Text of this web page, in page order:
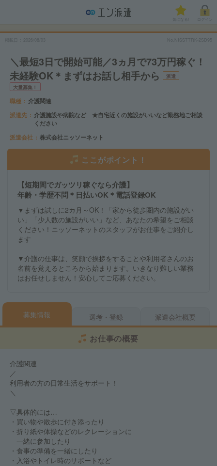
気になる!
No.NISSTTRK-2SD95
＼最短3日で開始可能／3ヵ月で73万円稼ぐ！
未経験OK＊まずはお話し相手から
派遣
大量募集！
職種
介護関連
派遣先
介護施設や病院など ★自宅近くの施設がいいなど勤務地ご相談
ください
派遣会社
株式会社ニッソーネット
ここがポイント！
【短期間でガッツリ稼ぐなら介護】
年齢・学歴不問＊日払いOK＊電話登録OK
▼まずは試しに2カ月～OK！「家から徒歩圏内の施設がい
い」「少人数の施設がいい」など、あなたの希望をご相談
ください！ニッソーネットのスタッフがお仕事をご紹介し
ます
▼介護の仕事は、笑顔で挨拶をすることや利用者さんのお
名前を覚えるところから始まります。いきなり難しい業務
はお任せしません！安心してご応募ください。
募集情報 選考・登録 派遣会社概要
お仕事の概要
介護関連
／
利用者の方の日常生活をサポート！
＼
▽具体的には…
・買い物や散歩に付き添ったり
・折り紙や体操などのレクレーションに
一緒に参加したり
・食事の準備を一緒にしたり
・入浴やトイレ時のサポートなど